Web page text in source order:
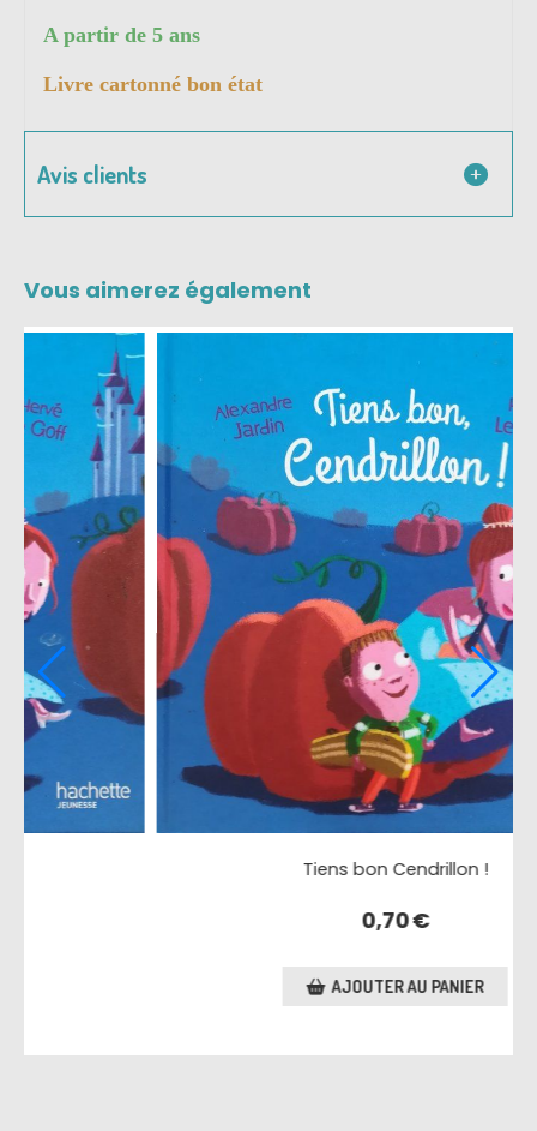
A partir de 5 ans
Livre cartonné bon état
Avis clients
Vous aimerez également
Tiens bon Cendrillon !
AJOUTER AU PANIER